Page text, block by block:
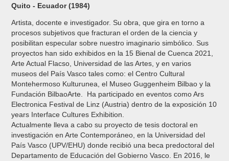
Quito - Ecuador (1984)
Artista, docente e investigador. Su obra, que gira en torno a
procesos subjetivos que fracturan el orden de la ciencia y
posibilitan especular sobre nuestro imaginario simbólico. Sus
proyectos han sido exhibidos en la 15 Bienal de Cuenca 2021,
Arte Actual Flacso, Universidad de las Artes, y en varios
museos del País Vasco tales como: el Centro Cultural
Montehermoso Kulturunea, el Museo Guggenheim Bilbao y la
Fundación BilbaoArte. Ha participado en eventos como Ars
Electronica Festival de Linz (Austria) dentro de la exposición 10
years Interface Cultures Exhibition.
Actualmente lleva a cabo su proyecto de tesis doctoral en
investigación en Arte Contemporáneo, en la Universidad del
País Vasco (UPV/EHU) donde recibió una beca predoctoral del
Departamento de Educación del Gobierno Vasco. En 2016, le